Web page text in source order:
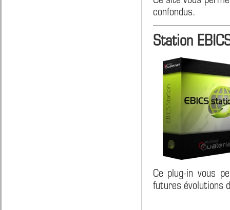
confondus.
Station
Ce plug-in vous
futures évolutions